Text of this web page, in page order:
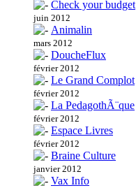
Check your budget
juin 2012
Animalin
mars 2012
DoucheFlux
février 2012
Le Grand Complot
février 2012
La PedagothÃ¨que
février 2012
Espace Livres
février 2012
Braine Culture
janvier 2012
Vax Info